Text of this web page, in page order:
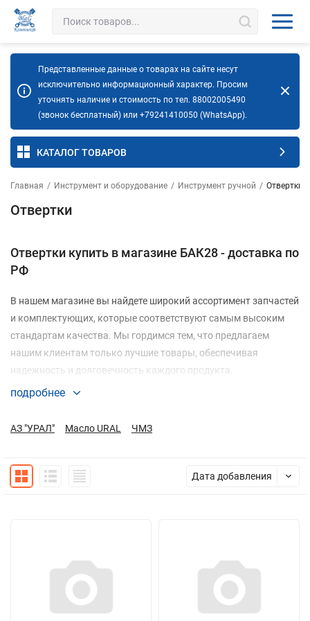
Представленные данные о товарах на сайте несут
исключительно информационный характер. Просим
уточнять наличие и стоимость по тел. 88002005490
(звонок бесплатный) или +79241410050 (WhatsApp).
КАТАЛОГ ТОВАРОВ
Главная / Инструмент и оборудование / Инструмент ручной / Отвертки
Отвертки
Отвертки купить в магазине БАК28 - доставка по
РФ
В нашем магазине вы найдете широкий ассортимент запчастей
и комплектующих, которые соответствуют самым высоким
стандартам качества. Мы гордимся тем, что предлагаем
нашим клиентам только лучшие товары, обеспечивая
надежность и долговечность каждого продукта.
Мы предлагаем запчасти, которые подходят для различных
службы. Наша цель — помочь вам поддерживать вашу технику
Почему выбирают нас?
Выгодные цены: Поставки напрямую от производителя
подробнее
АЗ "УРАЛ" Масло URAL ЧМЗ
Дата добавления